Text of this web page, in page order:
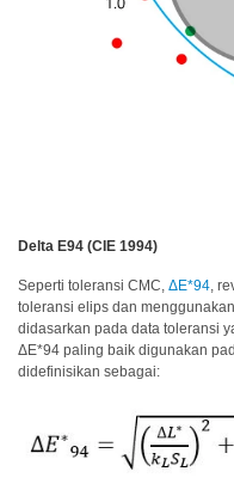
Pengembangan
Produk
Layanan
Teknis
Hubungi
Delta E94 (CIE 1994)
Seperti toleransi CMC, ΔE*94,
toleransi elips dan
didasarkan pada data toleransi
ΔE*94 paling baik digunakan
didefinisikan sebagai: